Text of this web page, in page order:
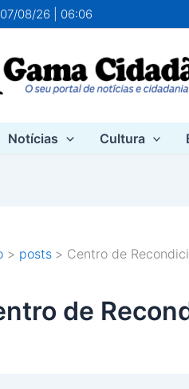
08/26 | 06:06
Notícias Cultura
posts Centro de
de